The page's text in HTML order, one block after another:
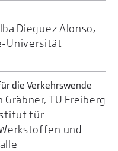
Dieguez Alonso,
Universität
die Verkehrswende
Gräbner, TU Freiberg
für
und